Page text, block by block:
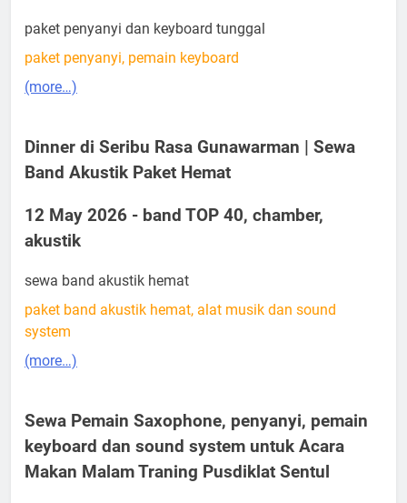
paket penyanyi dan keyboard tunggal
paket penyanyi, pemain keyboard
(more…)
Dinner di Seribu Rasa Gunawarman | Sewa
Band Akustik Paket Hemat
12 May 2026 - band TOP 40, chamber,
akustik
sewa band akustik hemat
paket band akustik hemat, alat musik dan sound
system
(more…)
Sewa Pemain Saxophone, penyanyi, pemain
keyboard dan sound system untuk Acara
Makan Malam Traning Pusdiklat Sentul